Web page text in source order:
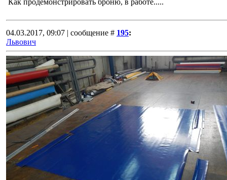
Как продемонстрировать броню, в работе.....
04.03.2017, 09:07 | сообщение # 195:
Львович